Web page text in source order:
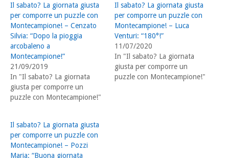
Il sabato? La giornata giusta
per comporre un puzzle con
Montecampione! – Cenzato
Silvia: “Dopo la pioggia
arcobaleno a
Montecampione!”
21/09/2019
In "Il sabato? La giornata
giusta per comporre un
puzzle con Montecampione!"
Il sabato? La giornata giusta
per comporre un puzzle con
Montecampione! – Luca
Venturi: “180°!”
11/07/2020
In "Il sabato? La giornata
giusta per comporre un
puzzle con Montecampione!"
Il sabato? La giornata giusta
per comporre un puzzle con
Montecampione! – Pozzi
Maria: “Buona giornata